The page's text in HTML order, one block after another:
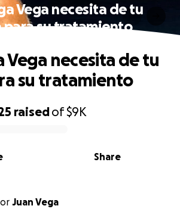
Vega necesita de tu
para su tratamiento
raisedof$9K
Share
Vega necesita de tu
su tratamiento
Juan Vega